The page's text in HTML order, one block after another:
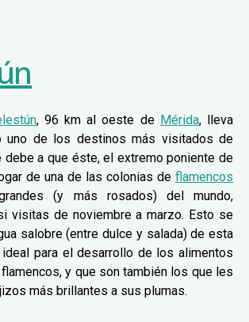
, 96 km al oeste de Mérida, lleva
uno de los destinos más visitados de
debe a que éste, el extremo poniente de
de una de las colonias de flamencos
(y más rosados) del mundo,
visitas de noviembre a marzo. Esto se
salobre (entre dulce y salada) de esta
para el desarrollo de los alimentos
y que son también los que les
más brillantes a sus plumas.